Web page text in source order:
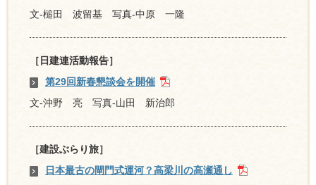
文-槌田 波留基 写真-中原 一隆
［日建連活動報告］
第29回新春懇談会を開催
文-沖野 亮 写真-山田 新治郎
［建設ぶらり旅］
日本最古の閘門式運河？高梁川の高瀬通し